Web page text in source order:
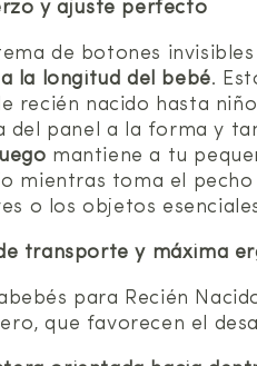
y ajuste perfecto
de botones
la longitud del bebé.
recién nacido hasta
del panel a la forma y
mantiene a tu
mientras toma el
o los objetos
transporte y máxima
para Recién
que favorecen el